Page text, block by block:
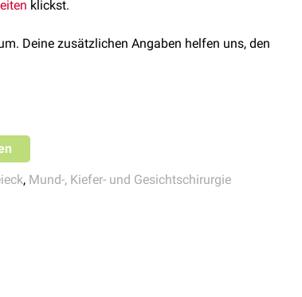
klickst.
Deine zusätzlichen Angaben helfen uns, den
, Mund-, Kiefer- und Gesichtschirurgie